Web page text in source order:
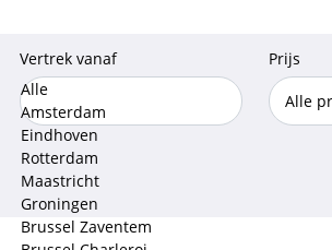
Vertrek vanaf
Alle
Amsterdam
Eindhoven
Rotterdam
Maastricht
Groningen
Brussel Zaventem
Prijs